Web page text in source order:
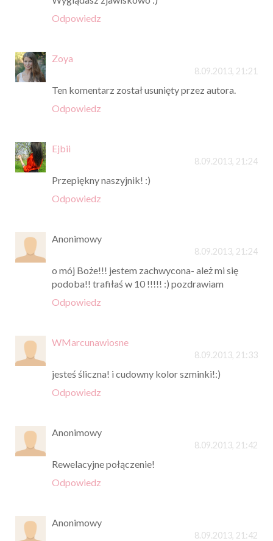
Odpowiedz
Zoya
8.09.2013, 21:21
Ten komentarz został usunięty przez autora.
Odpowiedz
Ejbii
8.09.2013, 21:24
Przepiękny naszyjnik! :)
Odpowiedz
Anonimowy
8.09.2013, 21:24
o mój Boże!!! jestem zachwycona- ależ mi się
podoba!! trafiłaś w 10 !!!!! :) pozdrawiam
Odpowiedz
WMarcunawiosne
8.09.2013, 21:33
jesteś śliczna! i cudowny kolor szminki!:)
Odpowiedz
Anonimowy
8.09.2013, 21:42
Rewelacyjne połączenie!
Odpowiedz
Anonimowy
8.09.2013, 21:42